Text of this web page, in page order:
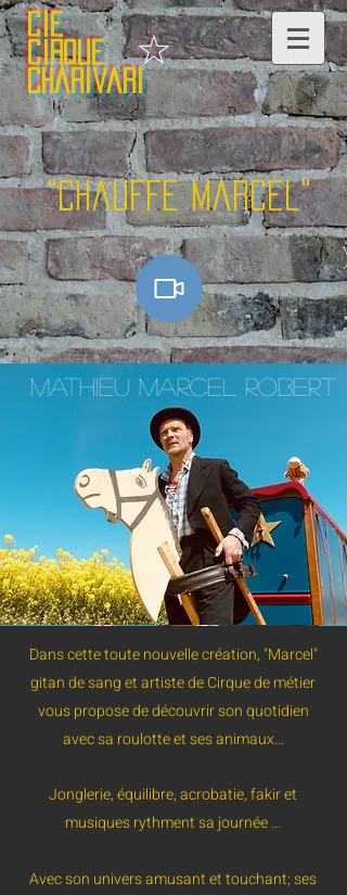
Cie
Cirque
Charivari
☆
MATHIEU MARCEL ROBERT
Dans cette toute nouvelle création, "Marcel"
gitan de sang et artiste de Cirque de métier
vous propose de découvrir son quotidien
avec sa roulotte et ses animaux...
Jonglerie, équilibre, acrobatie, fakir et
musiques rythment sa journée ...
Avec son univers amusant et touchant; ses
"Chauffe Marcel"